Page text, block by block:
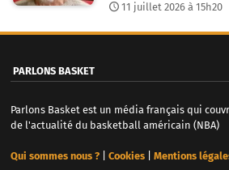
11 juillet 2026 à 15h20
PARLONS BASKET
Parlons Basket est un média français qui
de l'actualité du basketball américain (NBA)
Qui sommes nous ?| Cookies| Mentions